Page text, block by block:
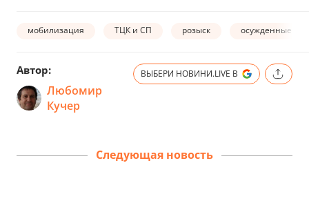
мобилизация ТЦК и СП розыск осужденные
Автор:
Любомир
Кучер
ВЫБЕРИ НОВИНИ.LIVE В
Следующая новость